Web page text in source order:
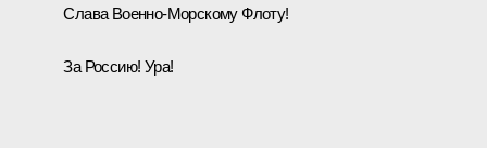
Слава Военно-Морскому Флоту!
За Россию! Ура!